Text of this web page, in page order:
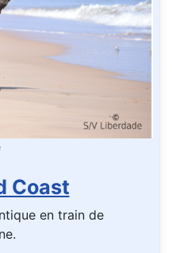
Coast
en train de